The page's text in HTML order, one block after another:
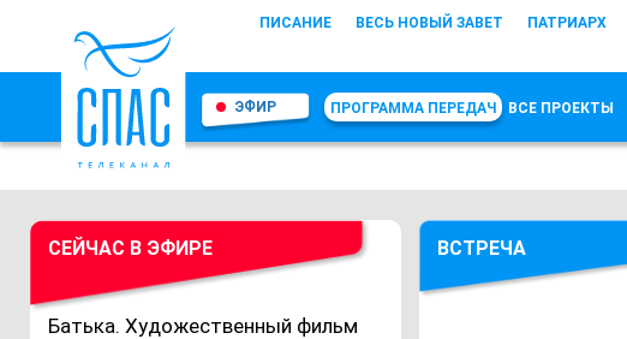
ПИСАНИЕ ВЕСЬ НОВЫЙ ЗАВЕТ ПАТРИАРХ
ЭФИР ПРОГРАММА ПЕРЕДАЧ ВСЕ ПРОЕКТЫ
СЕЙЧАС В ЭФИРЕ
Батька. Художественный фильм
ВСТРЕЧА